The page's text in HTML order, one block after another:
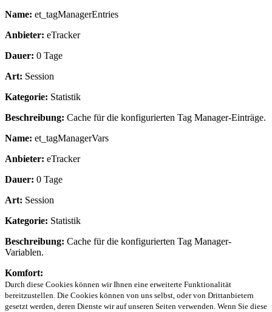
Name: et_tagManagerEntries
Anbieter: eTracker
Dauer: 0 Tage
Art: Session
Kategorie: Statistik
Beschreibung: Cache für die konfigurierten Tag Manager-Einträge.
Name: et_tagManagerVars
Anbieter: eTracker
Dauer: 0 Tage
Art: Session
Kategorie: Statistik
Beschreibung: Cache für die konfigurierten Tag Manager-
Variablen.
Komfort:
Durch diese Cookies können wir Ihnen eine erweiterte Funktionalität
bereitzustellen. Die Cookies können von uns selbst, oder von Drittanbietern
gesetzt werden, deren Dienste wir auf unseren Seiten verwenden. Wenn Sie diese